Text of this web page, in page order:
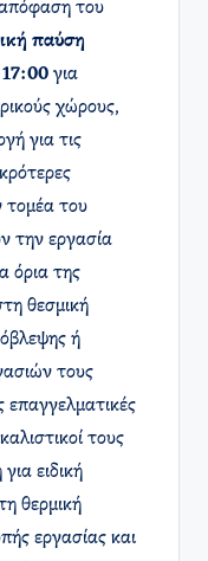
απόφαση του
παύση
17:00 για
χώρους,
για τις
τομέα του
την εργασία
όρια της
θεσμική
ή
τους
επαγγελματικές
τους
ειδική
θερμική
εργασίας και